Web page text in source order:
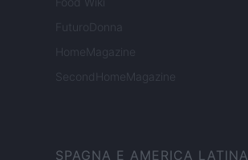
FuturoDonna
HomeMagazine
SecondHomeMagazine
SPAGNA E AMERICA LATINA